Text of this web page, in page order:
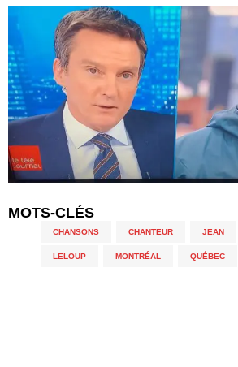
MOTS-CLÉS
CHANSONS CHANTEUR JEAN
LELOUP MONTRÉAL QUÉBEC